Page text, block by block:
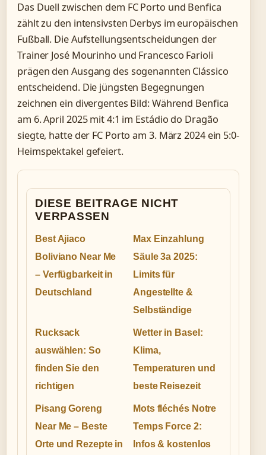
Das Duell zwischen dem FC Porto und Benfica
zählt zu den intensivsten Derbys im europäischen
Fußball. Die Aufstellungsentscheidungen der
Trainer José Mourinho und Francesco Farioli
prägen den Ausgang des sogenannten Clássico
entscheidend. Die jüngsten Begegnungen
zeichnen ein divergentes Bild: Während Benfica
am 6. April 2025 mit 4:1 im Estádio do Dragão
siegte, hatte der FC Porto am 3. März 2024 ein 5:0-
Heimspektakel gefeiert.
DIESE BEITRAGE NICHT
VERPASSEN
Best Ajiaco
Boliviano Near Me
– Verfügbarkeit in
Deutschland
Max Einzahlung
Säule 3a 2025:
Limits für
Angestellte &
Selbständige
Rucksack
auswählen: So
finden Sie den
richtigen
Wetter in Basel:
Klima,
Temperaturen und
beste Reisezeit
Pisang Goreng
Near Me – Beste
Orte und Rezepte in
Mots fléchés Notre
Temps Force 2:
Infos & kostenlos